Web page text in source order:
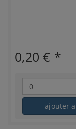
0,20 € *
ajouter